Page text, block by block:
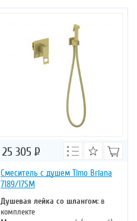
Управление: однорычажное
Смеситель с душем Timo Briana
7189/17SM
Душевая лейка со шлангом: в
комплекте
25 305 Р